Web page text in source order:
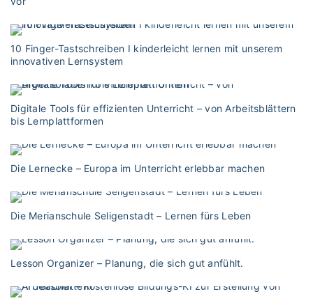
10 Finger-Tastschreiben I kinderleicht lernen mit unserem
innovativen Lernsystem
Digitale Tools für effizienten Unterricht – von Arbeitsblättern
bis Lernplattformen
Die Lernecke – Europa im Unterricht erlebbar machen
Die Merianschule Seligenstadt – Lernen fürs Leben
Lesson Organizer – Planung, die sich gut anfühlt.